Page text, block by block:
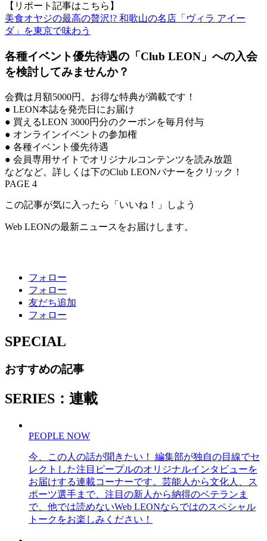
【リポート記事はこちら】
美食オヤジの最高の贅沢!? 和歌山の名店「ヴィラ アイー
ダ」を東京で味わう
各種イベント優先待遇の「Club LEON」への入会
を検討してみませんか？
会費は月額5000円。お得な特典が満載です！
● LEON本誌を発売日にお届け
● 買えるLEON 3000円分のクーポンを毎月付与
● オンラインイベントの参加権
● 各種イベント優先待遇
● 会員専用サイトでオリジナルコンテンツを読み放題
などなど。詳しくは下のClub LEONバナーをクリック！
PAGE 4
この記事が気に入ったら「いいね！」しよう
Web LEONの最新ニュースをお届けします。
フォロー
フォロー
友だち追加
フォロー
SPECIAL
おすすめの記事
SERIES：連載
PEOPLE NOW
今、この人の話が聞きたい！ 編集部が独自の目線でセ
レクトした注目ピープルのオリジナルインタビューを
お届けする連載コーナーです。芸能人から文化人、ス
ポーツ選手まで、注目の新人から納得のベテランま
で、他では読めないWeb LEONならではのスペシャル
トークをお楽しみください！